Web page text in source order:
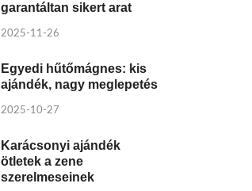
garantáltan sikert arat
2025-11-26
Egyedi hűtőmágnes: kis
ajándék, nagy meglepetés
2025-10-27
Karácsonyi ajándék
ötletek a zene
szerelmeseinek